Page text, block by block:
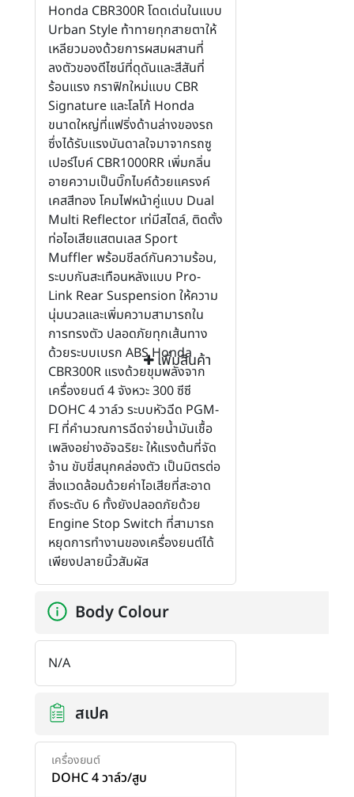
เพิ่มสินค้า
Honda CBR300R โดดเด่นในแบบ
Urban Style ท้าทายทุกสายตาให้
เหลียวมองด้วยการผสมผสานที่
ลงตัวของดีไซน์ที่ดุดันและสีสันที่
ร้อนแรง กราฟิกใหม่แบบ CBR
Signature และโลโก้ Honda
ขนาดใหญ่ที่แฟริ่งด้านล่างของรถ
ซึ่งได้รับแรงบันดาลใจมาจากรถซู
เปอร์ไบค์ CBR1000RR เพิ่มกลิ่น
อายความเป็นบิ๊กไบค์ด้วยแครงค์
เคสสีทอง โคมไฟหน้าคู่แบบ Dual
Multi Reflector เท่มีสไตล์, ติดตั้ง
ท่อไอเสียแสตนเลส Sport
Muffler พร้อมชีลด์กันความร้อน,
ระบบกันสะเทือนหลังแบบ Pro-
Link Rear Suspension ให้ความ
นุ่มนวลและเพิ่มความสามารถใน
การทรงตัว ปลอดภัยทุกเส้นทาง
ด้วยระบบเบรก ABS Honda
CBR300R แรงด้วยขุมพลังจาก
เครื่องยนต์ 4 จังหวะ 300 ซีซี
DOHC 4 วาล์ว ระบบหัวฉีด PGM-
FI ที่คำนวณการฉีดจ่ายน้ำมันเชื้อ
เพลิงอย่างอัจฉริยะ ให้แรงต้นที่จัด
จ้าน ขับขี่สนุกคล่องตัว เป็นมิตรต่อ
สิ่งแวดล้อมด้วยค่าไอเสียที่สะอาด
ถึงระดับ 6 ทั้งยังปลอดภัยด้วย
Engine Stop Switch ที่สามารถ
หยุดการทำงานของเครื่องยนต์ได้
เพียงปลายนิ้วสัมผัส
Body Colour
N/A
สเปค
เครื่องยนต์
DOHC 4 วาล์ว/สูบ